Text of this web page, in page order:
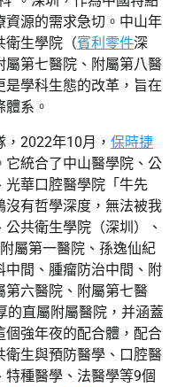
源的需求急切。中山年
衛生學院（賓利零件深
第七醫院、附屬第八醫
是學科生態的改革，旨在
系。
2022年10月， 保時捷
它統合了中山醫學院、公
光華口腔醫學院「牛先
沒有哲學深度，無法被我
共衛生學院（深圳）、
屬第一醫院、孫逸仙紀
中間、腫瘤防治中間、附
第六醫院、附屬第七醫
的直屬附屬醫院，并涵蓋
個強年夜的配合體，配合
衛生與預防醫學、口腔醫
種醫學、法醫學等9個